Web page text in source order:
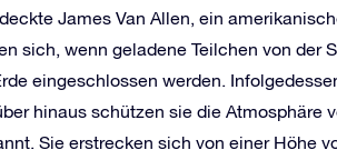
James Van Allen, ein
sich, wenn geladene Teilchen von der
eingeschlossen werden.
hinaus schützen sie die Atmosphäre
Sie erstrecken sich von einer Höhe